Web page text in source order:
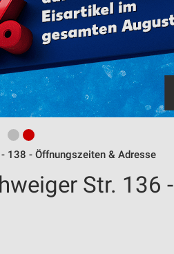
138 - Öffnungszeiten & Adresse
Str. 136 -